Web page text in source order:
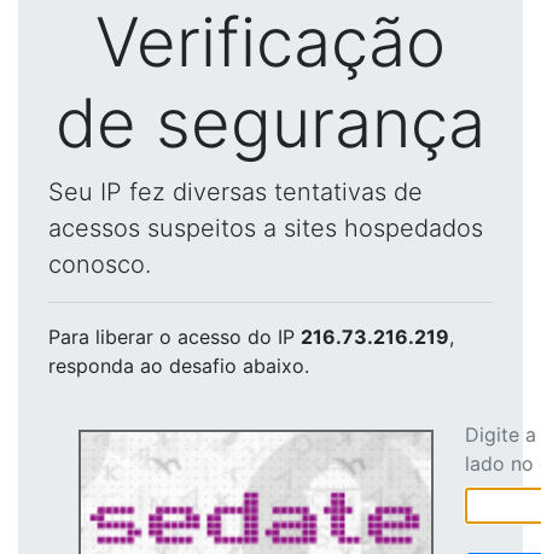
Verificação
de segurança
Seu IP fez diversas tentativas de
acessos suspeitos a sites hospedados
conosco.
Para liberar o acesso do IP 216.73.216.219,
responda ao desafio abaixo.
Digite
lado no